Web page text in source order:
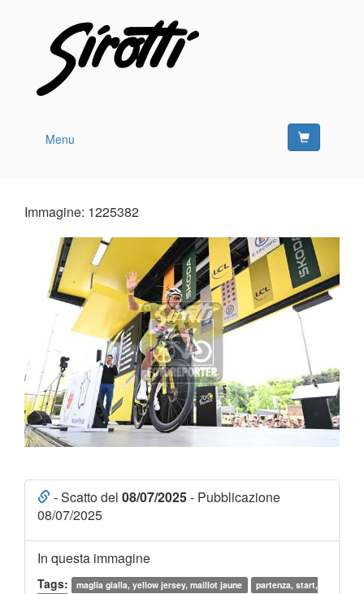
Menu
Immagine: 1225382
- Scatto del 08/07/2025- Pubblicazione
08/07/2025
In questa immagine
Tags: maglia gialla, yellow jersey, maillot jaune
partenza, start,